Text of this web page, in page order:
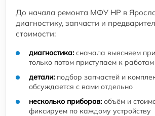
До начала ремонта МФУ HP в
диагностику, запчасти и
стоимости:
диагностика: сначала выясняем
только потом приступаем к работам
детали: подбор запчастей и
обсуждается с вами отдельно
несколько приборов: объём и
фиксируем по каждому устройству